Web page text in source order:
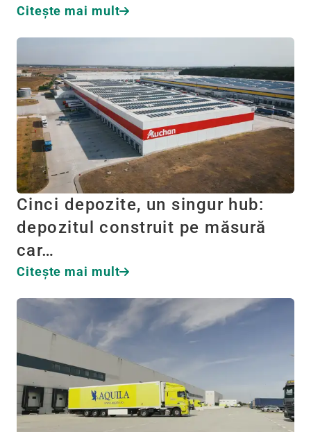
Citeşte mai mult
Cinci depozite, un singur hub:
depozitul construit pe măsură
car…
Citeşte mai mult